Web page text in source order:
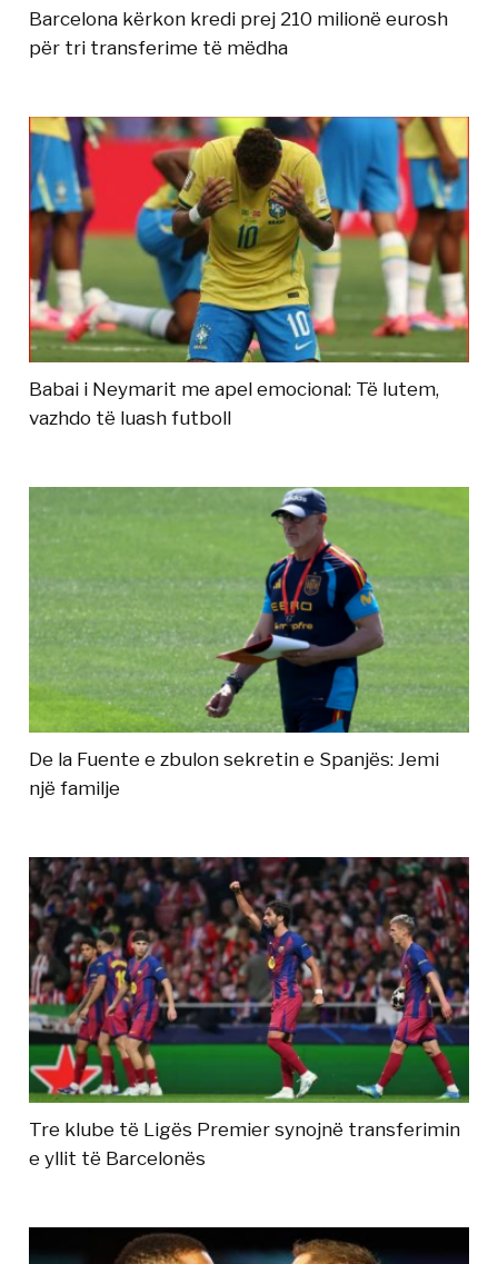
Barcelona kërkon kredi prej 210 milionë eurosh
për tri transferime të mëdha
Babai i Neymarit me apel emocional: Të lutem,
vazhdo të luash futboll
De la Fuente e zbulon sekretin e Spanjës: Jemi
një familje
Tre klube të Ligës Premier synojnë transferimin
e yllit të Barcelonës